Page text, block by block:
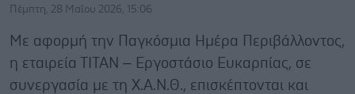
Πέμπτη, 28 Μαΐου 2026, 15:06
Με αφορμή την Παγκόσμια Ημέρα Περιβάλλοντος,
η εταιρεία ΤΙΤΑΝ – Εργοστάσιο Ευκαρπίας, σε
συνεργασία με τη Χ.Α.Ν.Θ., επισκέπτονται και